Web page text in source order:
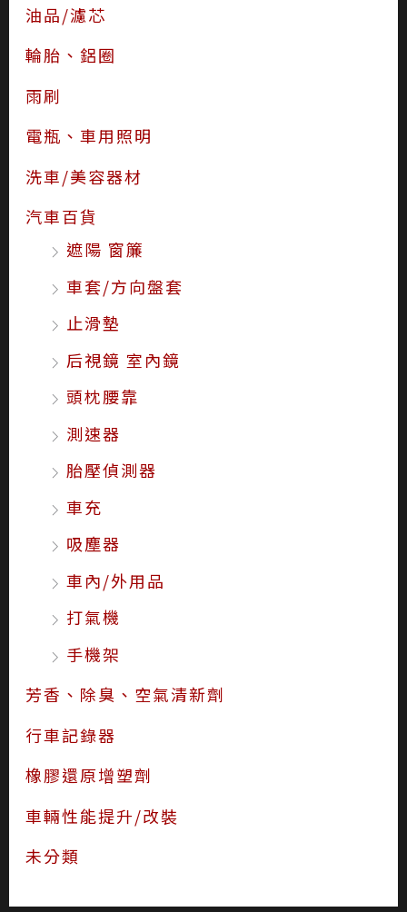
油品/濾芯
輪胎、鋁圈
雨刷
電瓶、車用照明
洗車/美容器材
汽車百貨
遮陽 窗簾
車套/方向盤套
止滑墊
后視鏡 室內鏡
頭枕腰靠
測速器
胎壓偵測器
車充
吸塵器
車內/外用品
打氣機
手機架
芳香、除臭、空氣清新劑
行車記錄器
橡膠還原增塑劑
車輛性能提升/改裝
未分類